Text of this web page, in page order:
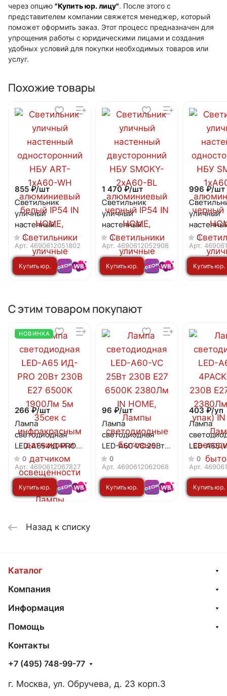
через опцию "Купить юр. лицу". После этого с
представителем компании свяжется менеджер, который
поможет оформить заказ. Этот процесс предназначен для
упрощения работы с юридическими лицами и создания
удобных условий для покупки необходимых товаров или
услуг.
Похожие товары
855 ₽/шт
Светильник
уличный
настенный
односторонний
НБУ ART-1хA60-WH
алюминиевый
белый IP54 IN
HOME
0
Арт. 4690612051802
Купить юр.
1 470 ₽/шт
Светильник
уличный
настенный
двусторонний НБУ
SMOKY-2хA60-BL
алюминиевый
черный IP54 IN
HOME
0
Арт. 4690612052908
Купить юр.
996 ₽/шт
уличный
НБУ
BL
черный
HOME
0
Арт.
Купить юр.
С этим товаром покупают
НОВИНКА
266 ₽/шт
Лампа
светодиодная
LED-A65 ИД-PRO
20Вт 230В Е27
6500К 1900Лм 5м
35сек с
инфракрасным
датчиком и
освещенности IN
0
Арт. 4690612067827
Купить юр.
96 ₽/шт
Лампа
светодиодная
LED-A60-VC 25Вт
230В Е27 6500К
2380Лм IN HOME
0
Арт. 4690612062068
Купить юр.
403 ₽/уп
Лампа
LED-A65-
25Вт
6500К
(4шт./
HOME
0
Арт.
Купить юр.
Назад к списку
Каталог
Компания
Информация
Помощь
Контакты
+7 (495) 748-99-77
г. Москва, ул. Обручева, д. 23 корп.3